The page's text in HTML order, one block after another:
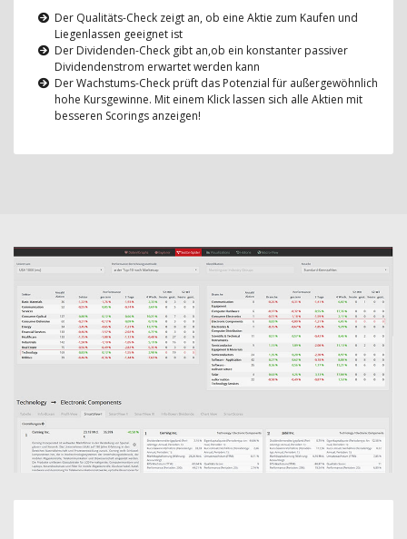
Der Qualitäts-Check zeigt an, ob eine Aktie zum Kaufen und
Liegenlassen geeignet ist
Der Dividenden-Check gibt an,ob ein konstanter passiver
Dividendenstrom erwartet werden kann
Der Wachstums-Check prüft das Potenzial für außergewöhnlich
hohe Kursgewinne. Mit einem Klick lassen sich alle Aktien mit
besseren Scorings anzeigen!